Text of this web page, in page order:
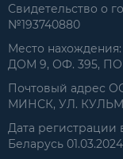
Свидетельство о
№193740880
Место
ДОМ 9, ОФ. 395,
Почтовый адрес
МИНСК, УЛ.
Дата регистрации
Беларусь